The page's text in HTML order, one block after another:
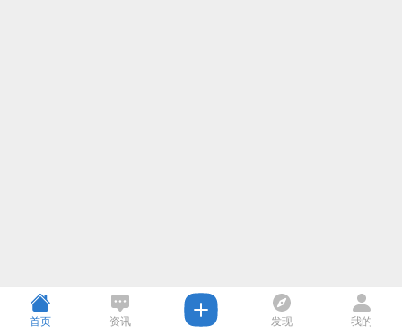
首页 资讯 发现 我的